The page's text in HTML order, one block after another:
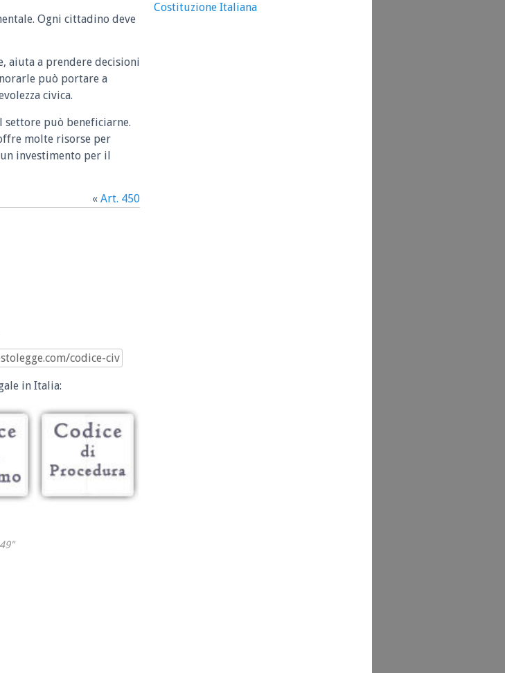
Ogni cittadino deve
aiuta a prendere decisioni
può portare a
civica.
settore può beneficiarne.
molte risorse per
investimento per il
« Art. 450
in Italia:
Costituzione Italiana